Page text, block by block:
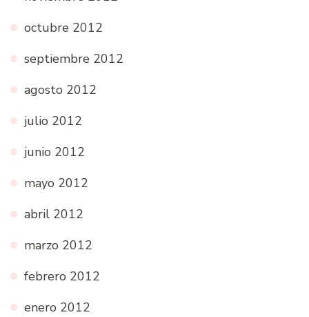
octubre 2012
septiembre 2012
agosto 2012
julio 2012
junio 2012
mayo 2012
abril 2012
marzo 2012
febrero 2012
enero 2012